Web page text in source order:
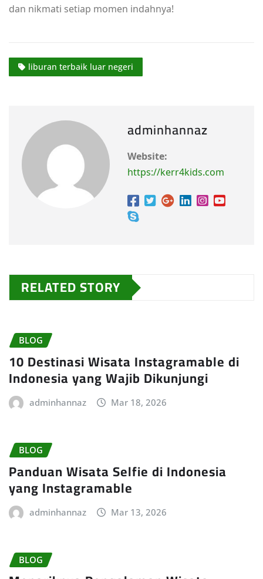
dan nikmati setiap momen indahnya!
liburan terbaik luar negeri
adminhannaz
Website:
https://kerr4kids.com
RELATED STORY
BLOG
10 Destinasi Wisata Instagramable di
Indonesia yang Wajib Dikunjungi
adminhannaz Mar 18, 2026
BLOG
Panduan Wisata Selfie di Indonesia
yang Instagramable
adminhannaz Mar 13, 2026
BLOG